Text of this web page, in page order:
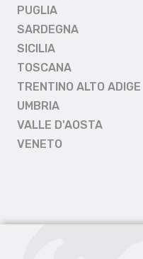
PUGLIA
SARDEGNA
SICILIA
TOSCANA
TRENTINO ALTO ADIGE
UMBRIA
VALLE D'AOSTA
VENETO